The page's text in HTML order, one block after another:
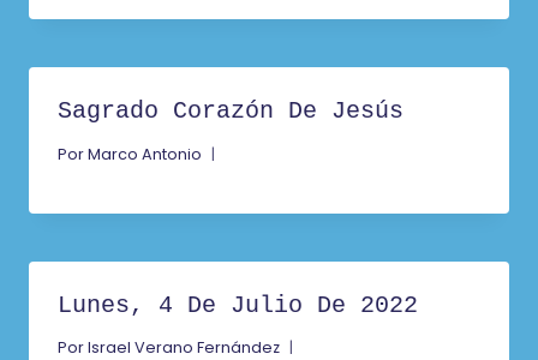
Sagrado Corazón De Jesús
PorMarco Antonio
Lunes, 4 De Julio De 2022
PorIsrael Verano Fernández